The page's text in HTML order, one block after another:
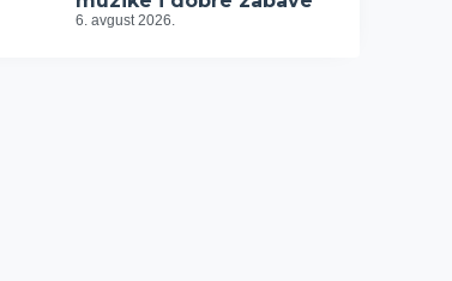
6. avgust 2026.